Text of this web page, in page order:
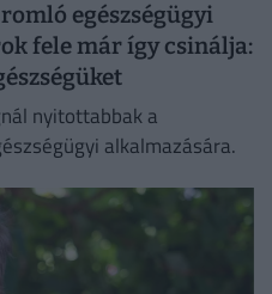
egészségügyi
fele már így csinálja:
nyitottabbak a
alkalmazására.